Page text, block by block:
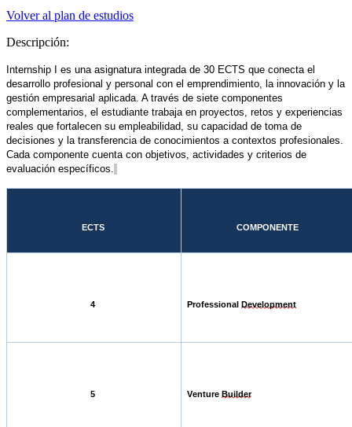
Volver al plan de estudios
Descripción:
Internship I es una asignatura integrada de 30 ECTS que conecta el
desarrollo profesional y personal con el emprendimiento, la innovación y la
gestión empresarial aplicada. A través de siete componentes
complementarios, el estudiante trabaja en proyectos, retos y experiencias
reales que fortalecen su empleabilidad, su capacidad de toma de
decisiones y la transferencia de conocimientos a contextos profesionales.
Cada componente cuenta con objetivos, actividades y criterios de
evaluación específicos.
ECTS COMPONENTE
4 Professional Development
5 Venture Builder